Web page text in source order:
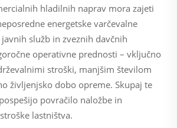
hladilnih naprav mora zajeti
energetske varčevalne
služb in zveznih davčnih
operativne prednosti – vključno
stroški, manjšim številom
življenjsko dobo opreme. Skupaj te
povračilo naložbe in
lastništva.